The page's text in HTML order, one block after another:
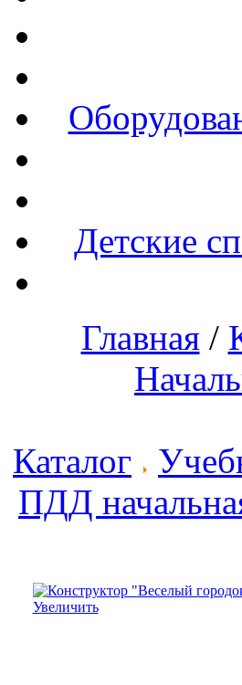
Детские
Главная/
Каталог
ПДД
Увеличить